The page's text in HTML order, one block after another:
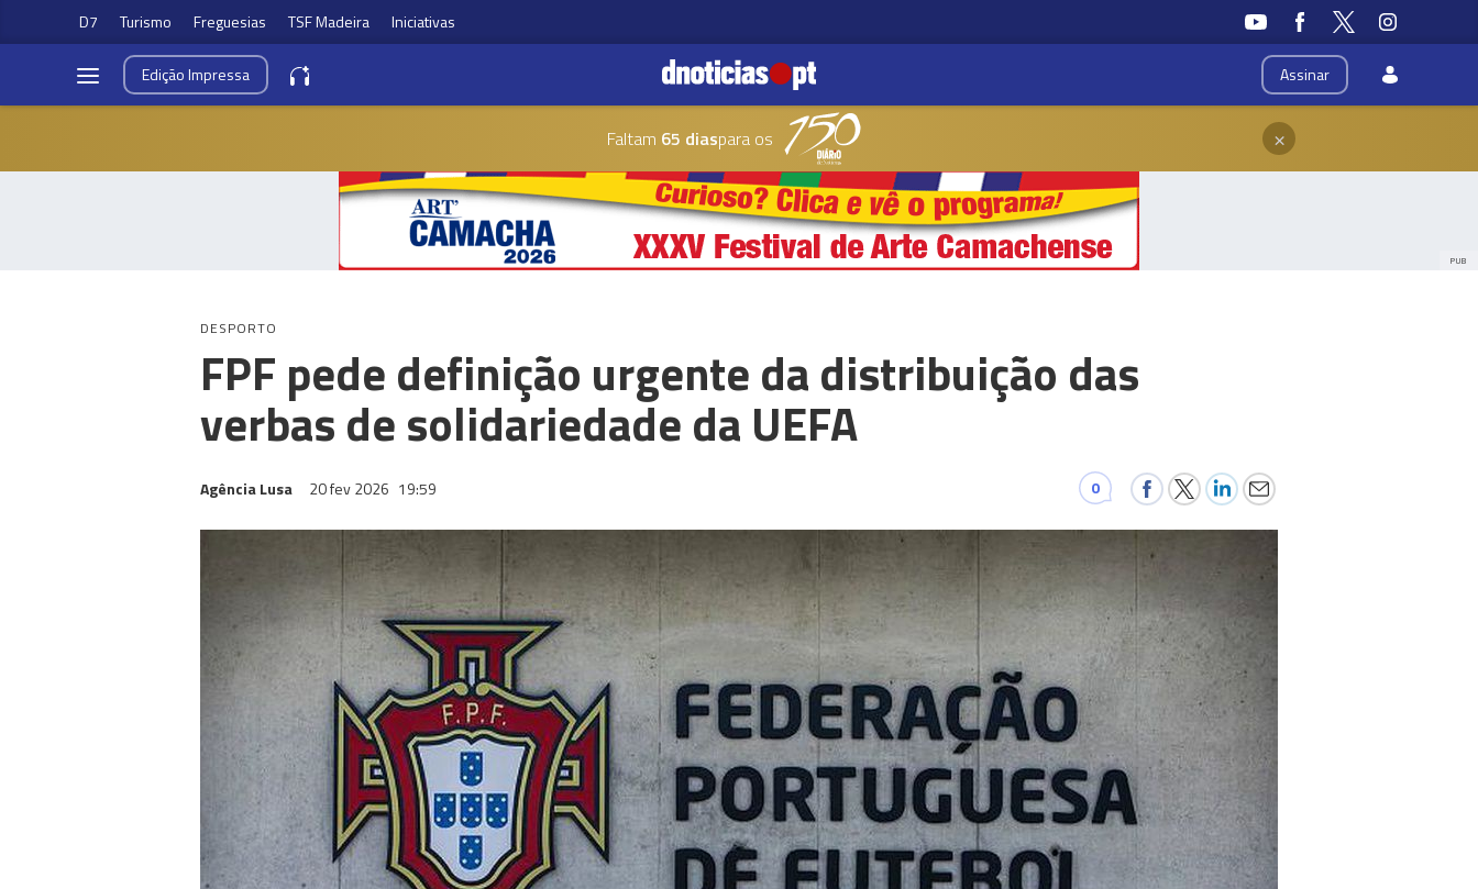
D7 Turismo Freguesias TSF Madeira Iniciativas
Assinar
EdiçãoImpressa
Faltam 65 diaspara os ×
PUB
DESPORTO
FPF pede definição urgente da distribuição das
verbas de solidariedade da UEFA
Agência Lusa 20 fev 2026 19:59 0